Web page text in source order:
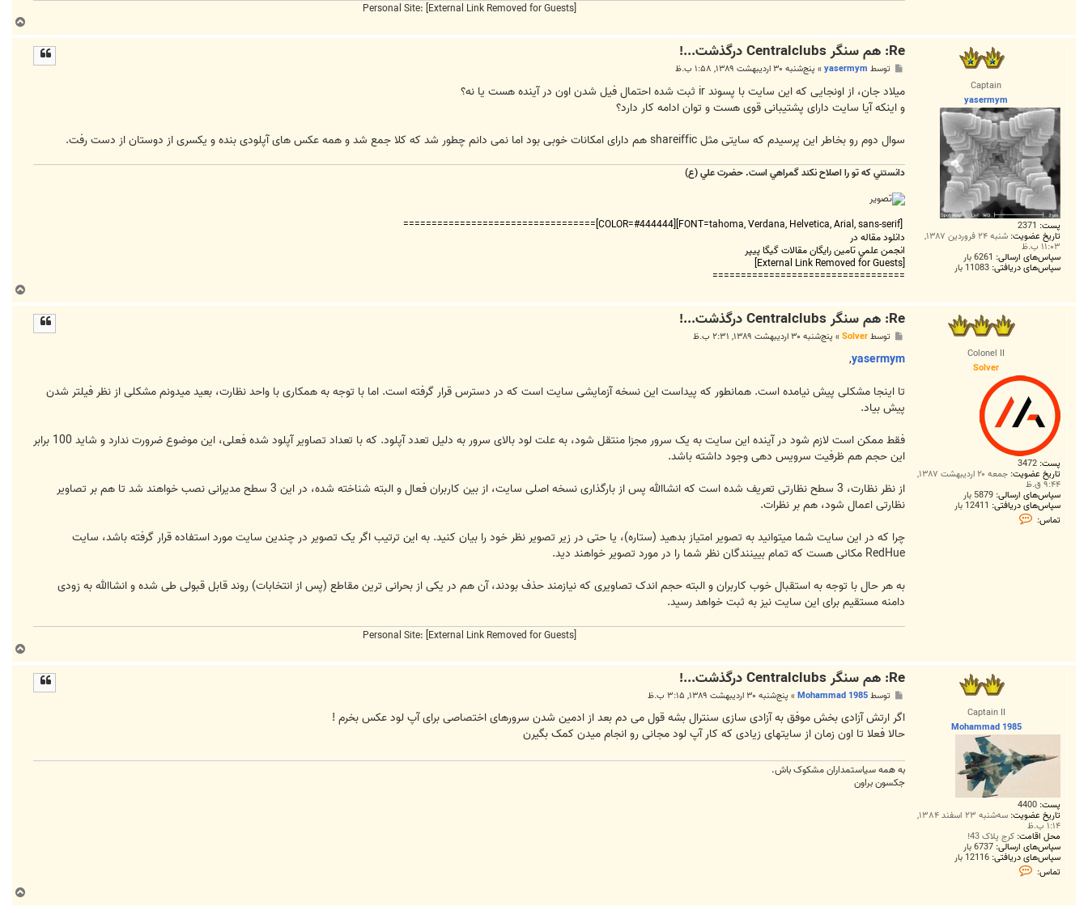
Personal Site: [External Link Removed for Guests]
ا
Captain
yasermym
پست: 2371
تاریخ عضویت: شنبه ۲۴ فروردین ۱۳۸۷,
۱۱:۰۳ ب.ظ
سپاس‌های ارسالی: 6261 بار
سپاس‌های دریافتی: 11083 بار
Re: هم سنگر Centralclubs درگذشت...!
ت
توسط yasermym
» پنج‌شنبه ۳۰ اردیبهشت ۱۳۸۹, ۱:۵۸ ب.ظ
میلاد جان، از اونجایی که این سایت با پسوند ir ثبت شده احتمال فیل شدن اون در آینده هست یا نه؟
و اینکه آیا سایت دارای پشتیبانی قوی هست و توان ادامه کار دارد؟
سوال دوم رو بخاطر این پرسیدم که سایتی مثل shareiffic هم دارای امکانات خوبی بود اما نمی دانم چطور شد که کلا جمع شد و همه عکس های آپلودی بنده و یکسری از دوستان از دست رفت.
دانستني که تو را اصلاح نکند گمراهي است. حضرت علي (ع)
[FONT=tahoma, Verdana, Helvetica, Arial, sans-serif][COLOR=#444444]==================================
دانلود مقاله در
انجمن علمي تامين رايگان مقالات گيگا پيپر
[External Link Removed for Guests]
==================================
ا
Colonel II
Solver
پست: 3472
تاریخ عضویت: جمعه ۲۰ اردیبهشت ۱۳۸۷,
۹:۴۴ ق.ظ
سپاس‌های ارسالی: 5879 بار
سپاس‌های دریافتی: 12411 بار
تماس:
Re: هم سنگر Centralclubs درگذشت...!
ت
توسطSolver
» پنج‌شنبه ۳۰ اردیبهشت ۱۳۸۹, ۲:۳۱ ب.ظ
yasermym
,
تا اینجا مشکلی پیش نیامده است. همانطور که پیداست این نسخه آزمایشی سایت است که در دسترس قرار گرفته است. اما با توجه به همکاری با واحد نظارت، بعید میدونم مشکلی از نظر فیلتر شدن
پیش بیاد.
فقط ممکن است لازم شود در آینده این سایت به یک سرور مجزا منتقل شود، به علت لود بالای سرور به دلیل تعدد آپلود. که با تعداد تصاویر آپلود شده فعلی، این موضوع ضرورت ندارد و شاید 100 برابر
این حجم هم ظرفیت سرویس دهی وجود داشته باشد.
از نظر نظارت، 3 سطح نظارتی تعریف شده است که انشاالله پس از بارگذاری نسخه اصلی سایت، از بین کاربران فعال و البته شناخته شده، در این 3 سطح مدیرانی نصب خواهند شد تا هم بر تصاویر
نظارتی اعمال شود، هم بر نظرات.
چرا که در این سایت شما میتوانید به تصویر امتیاز بدهید (ستاره)، یا حتی در زیر تصویر نظر خود را بیان کنید. به این ترتیب اگر یک تصویر در چندین سایت مورد استفاده قرار گرفته باشد، سایت
RedHue مکانی هست که تمام بیینندگان نظر شما را در مورد تصویر خواهند دید.
به هر حال با توجه به استقبال خوب کاربران و البته حجم اندک تصاویری که نیازمند حذف بودند، آن هم در یکی از بحرانی ترین مقاطع (پس از انتخابات) روند قابل قبولی طی شده و انشاالله به زودی
دامنه مستقیم برای این سایت نیز به ثبت خواهد رسید.
Personal Site: [External Link Removed for Guests]
ا
Captain II
Mohammad 1985
پست: 4400
تاریخ عضویت: سه‌شنبه ۲۳ اسفند ۱۳۸۴,
۱:۱۴ ب.ظ
محل اقامت: کرج پلاک 43!
سپاس‌های ارسالی: 6737 بار
سپاس‌های دریافتی: 12116 بار
تماس:
ت
Re: هم سنگر Centralclubs درگذشت...!
ت
توسطMohammad 1985
» پنج‌شنبه ۳۰ اردیبهشت ۱۳۸۹, ۳:۱۵ ب.ظ
اگر ارتش آزادی بخش موفق به آزادی سازی سنترال بشه قول می دم بعد از ادمین شدن سرورهای اختصاصی برای آپ لود عکس بخرم !
حالا فعلا تا اون زمان از سایتهای زیادی که کار آپ لود مجانی رو انجام میدن کمک بگیرن
به همه سياستمداران مشکوک باش.
جکسون براون